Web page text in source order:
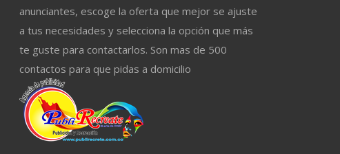
anunciantes, escoge la oferta que mejor se ajuste
a tus necesidades y selecciona la opción que más
te guste para contactarlos. Son mas de 500
contactos para que pidas a domicilio